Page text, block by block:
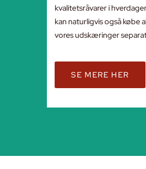
kvalitetsråvarer i
kan naturligvis også købe
vores udskæringer
SE MERE HER